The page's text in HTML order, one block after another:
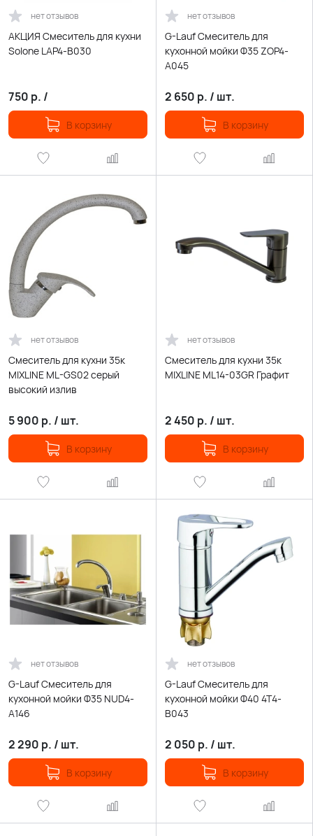
нет отзывов
АКЦИЯ Смеситель для кухни
Solone LAP4-B030
750 р. /
В корзину
нет отзывов
G-Lauf Смеситель для
кухонной мойки Ф35 ZOP4-
A045
2 650 р. / шт.
В корзину
нет отзывов
Смеситель для кухни 35к
MIXLINE ML-GS02 серый
высокий излив
5 900 р. / шт.
В корзину
нет отзывов
Смеситель для кухни 35к
MIXLINE ML14-03GR Графит
2 450 р. / шт.
В корзину
нет отзывов
G-Lauf Смеситель для
кухонной мойки Ф35 NUD4-
A146
2 290 р. / шт.
В корзину
нет отзывов
G-Lauf Смеситель для
кухонной мойки Ф40 4T4-
B043
2 050 р. / шт.
В корзину